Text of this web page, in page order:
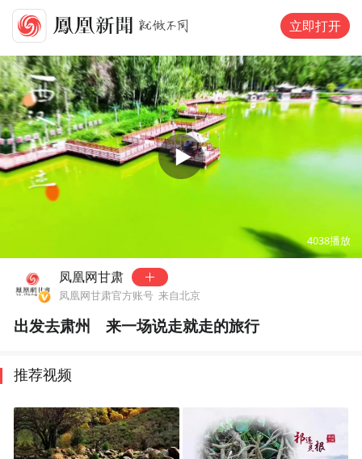
立即打开
00:14
4038播放
凤凰网甘肃
凤凰网甘肃官方账号 来自北京
出发去肃州 来一场说走就走的旅行
推荐视频